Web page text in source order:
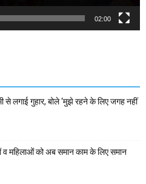
02:00
से लगाई गुहार, बोले ‘मुझे रहने के लिए जगह नहीं
महिलाओं को अब समान काम के लिए समान